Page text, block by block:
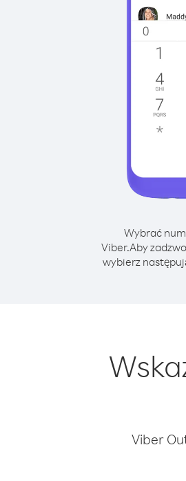
Wybrać
Viber.Aby
wybierz
Viber